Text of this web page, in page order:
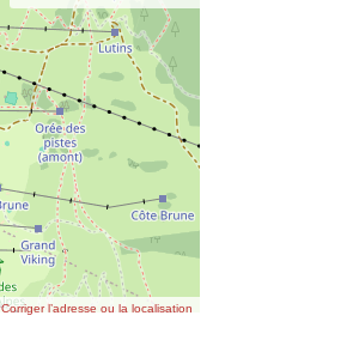
Corriger l’adresse ou la localisation